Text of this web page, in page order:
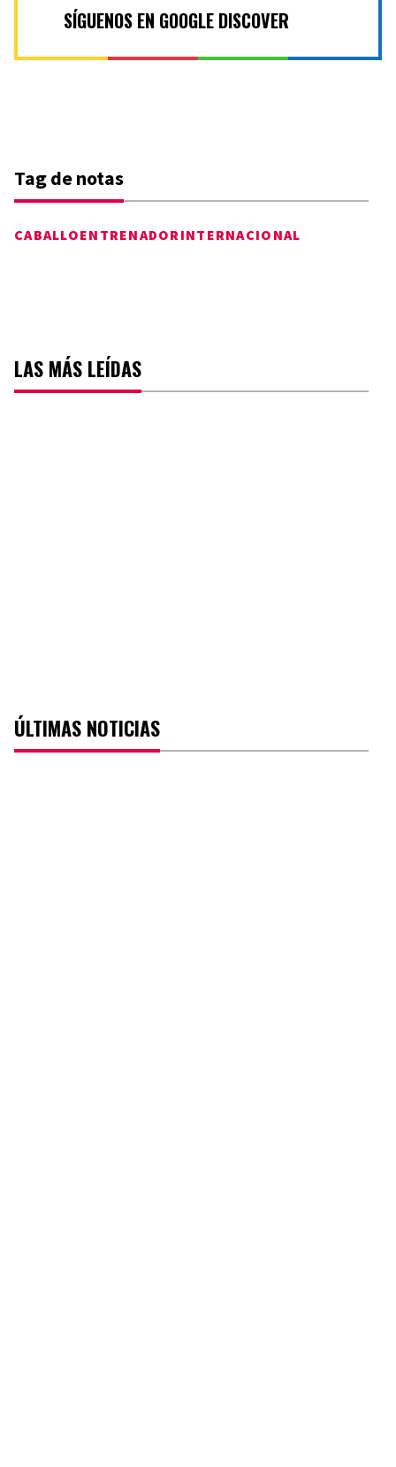
SÍGUENOS EN GOOGLE DISCOVER
Tag de notas
CABALLOENTRENADOR INTERNACIONAL
LAS MÁS LEÍDAS
ÚLTIMAS NOTICIAS